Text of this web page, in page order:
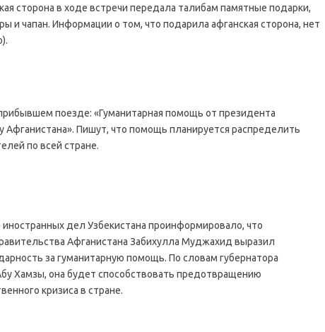
сторона в ходе встречи передала талибам памятные подарки,
и чапан. Информации о том, что подарила афганская сторона, нет
поезде: «Гуманитарная помощь от президента
Афганистана». Пишут, что помощь планируется распределить
по всей стране.
дел Узбекистана проинформировало, что
Афганистана Забихулла Муджахид выразил
за гуманитарную помощь. По словам губернатора
Хамзы, она будет способствовать предотвращению
кризиса в стране.